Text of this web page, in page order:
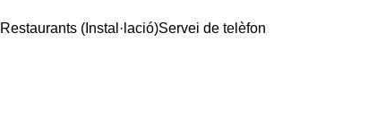
Restaurants (Instal·lació)Servei de telèfon